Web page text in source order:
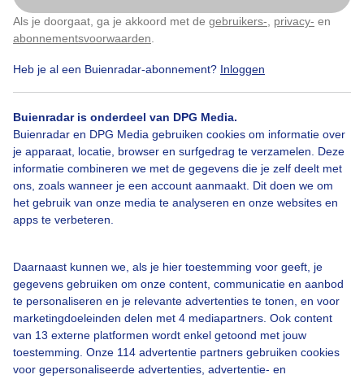
Als je doorgaat, ga je akkoord met de gebruikers- privacy- en
abonnementsvoorwaarden
Heb je al een Buienradar-abonnement? Inloggen
Buienradar is onderdeel van DPG Media.
Buienradar en DPG Media gebruiken cookies om informatie over
je apparaat, locatie, browser en surfgedrag te verzamelen. Deze
informatie combineren we met de gegevens die je zelf deelt met
ons, zoals wanneer je een account aanmaakt. Dit doen we om
het gebruik van onze media te analyseren en onze websites en
apps te verbeteren.
Daarnaast kunnen we, als je hier toestemming voor geeft, je
gegevens gebruiken om onze content, communicatie en aanbod
te personaliseren en je relevante advertenties te tonen, en voor
marketingdoeleinden delen met 4 mediapartners. Ook content
van 13 externe platformen wordt enkel getoond met jouw
toestemming. Onze 114 advertentie partners gebruiken cookies
voor gepersonaliseerde advertenties, advertentie- en
Een moment geduld aub...
Over Buienradar
Bedrijfsgegevens
Klik hierom dit aan te passen